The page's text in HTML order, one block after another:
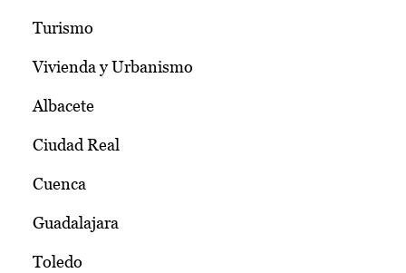
Turismo
Vivienda y Urbanismo
Albacete
Ciudad Real
Cuenca
Guadalajara
Toledo